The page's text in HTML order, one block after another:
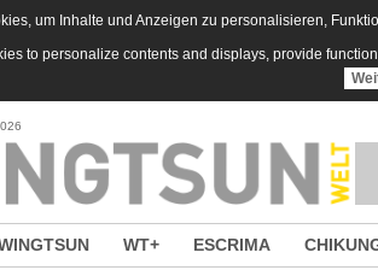
um Inhalte und Anzeigen zu personalisieren,
to personalize contents and displays, provide
WT+ ESCRIMA